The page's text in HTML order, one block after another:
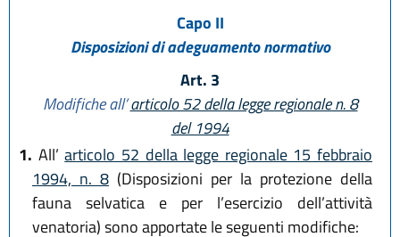
Capo II
Disposizioni di adeguamento normativo
Art. 3
Modifiche all’articolo 52 della legge regionale n. 8
del 1994
1. All’articolo 52 della legge regionale 15 febbraio
1994, n. 8 (Disposizioni per la protezione della
fauna selvatica e per l’esercizio dell’attività
venatoria) sono apportate le seguenti modifiche: